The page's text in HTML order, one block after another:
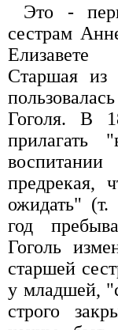
Это -
сестрам
Елизавете
Старшая из
Гоголя. В
прилагать
предрекая,
ожидать"
год
Гоголь
старшей
у младшей,
строго